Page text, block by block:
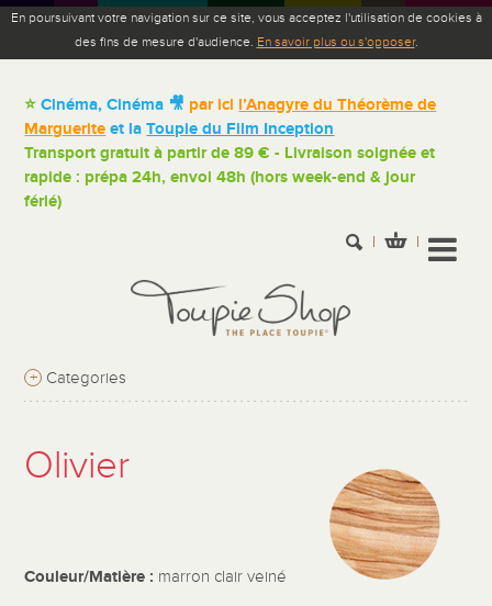
En poursuivant votre navigation sur ce site, vous acceptez l'utilisation de cookies à
des fins de mesure d'audience. En savoir plus ou s'opposer.
⭐Cinéma, Cinéma 🎥 par ici l’Anagyre du Théorème de
Marguerite et laToupie du Film Inception
Transport gratuit à partir de 89 € - Livraison soignée et
rapide : prépa 24h, envoi 48h (hors week-end & jour
férié)
+ Categories
Olivier
Couleur/Matière : marron clair veiné